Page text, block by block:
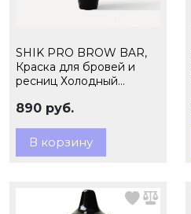
SHIK PRO BROW BAR,
Краска для бровей и
ресниц Холодный
(ЧЗ)
890 руб.
В корзину